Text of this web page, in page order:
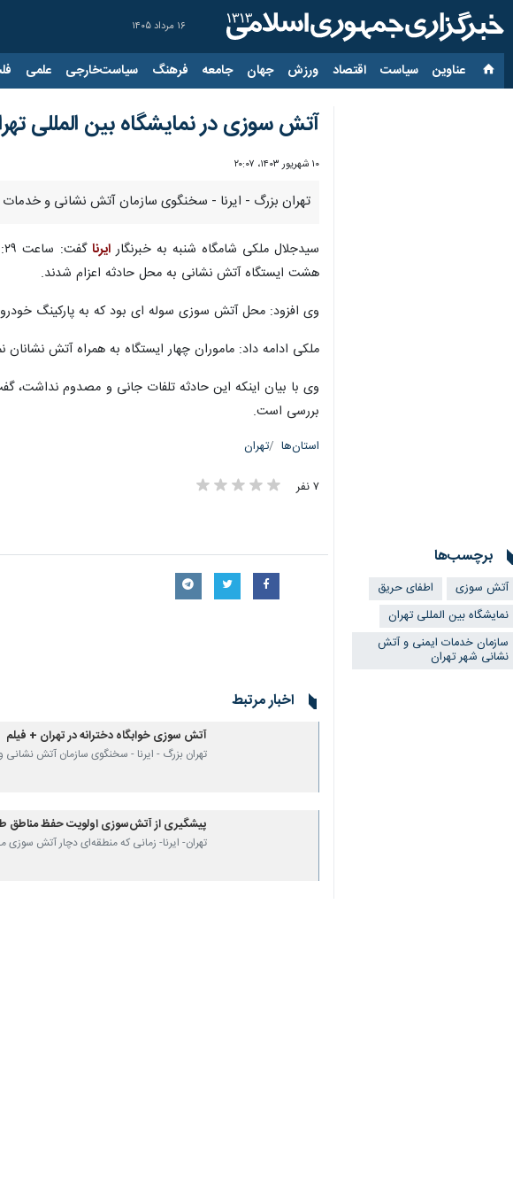
۱۶ مرداد ۱۴۰۵
عناوین‌ سیاست اقتصاد ورزش جهان جامعه فرهنگ سیاست‌خارجی علمی
آتش سوزی در نمایشگاه بین المللی
۱۰ شهریور ۱۴۰۳، ۲۰:۰۷
تهران بزرگ - ایرنا - سخنگوی سازمان آتش نشانی و خدمات
سیدجلال ملکی شامگاه شنبه به خبرنگارایرنا
هشت ایستگاه آتش نشانی به محل حادثه اعزام شدند.
وی افزود: محل آتش سوزی سوله ای بود که به پارکینگ
ملکی ادامه داد: ماموران چهار ایستگاه به همراه آتش
بررسی است.
استان‌ها تهران
۷ نفر
برچسب‌ها
آتش سوزی
اطفای حریق
نمایشگاه بین المللی تهران
سازمان خدمات ایمنی و آتش
نشانی شهر تهران
اخبار مرتبط
آتش سوزی خوابگاه دخترانه در تهران + فیلم
تهران بزرگ - ایرنا - سخنگوی سازمان آتش
پیشگیری از آتش‌سوزی اولویت حفظ مناطق
تهران- ایرنا- زمانی که منطقه‌ای دچار آتش